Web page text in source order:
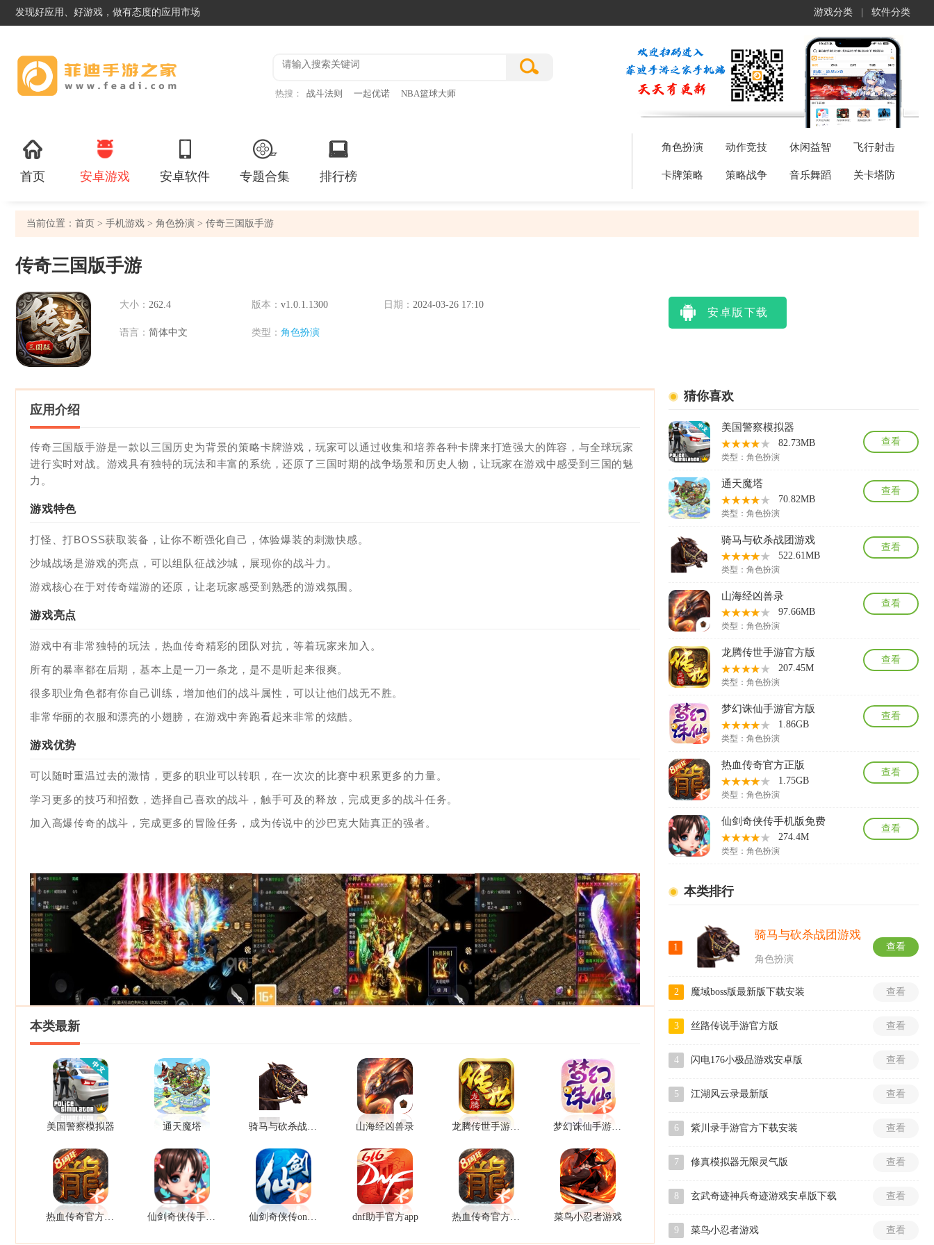
发现好应用、好游戏，做有态度的应用市场 游戏分类 软件分类
热搜： 战斗法则 一起优诺 NBA篮球大师
首页 安卓游戏 安卓软件 专题合集 排行榜
角色扮演 动作竞技 休闲益智 飞行射击
卡牌策略 策略战争 音乐舞蹈 关卡塔防
当前位置： 首页 > 手机游戏 > 角色扮演 > 传奇三国版手游
传奇三国版手游
大小： 262.4 版本： v1.0.1.1300 日期： 2024-03-26 17:10
语言： 简体中文 类型： 角色扮演
安卓版下载
应用介绍
传奇三国版手游是一款以三国历史为背景的策略卡牌游戏，玩家可以通过收集和培养各种卡牌来打造强大的阵容，与全球玩家
进行实时对战。游戏具有独特的玩法和丰富的系统，还原了三国时期的战争场景和历史人物，让玩家在游戏中感受到三国的魅
力。
游戏特色
打怪、打BOSS获取装备，让你不断强化自己，体验爆装的刺激快感。
沙城战场是游戏的亮点，可以组队征战沙城，展现你的战斗力。
游戏核心在于对传奇端游的还原，让老玩家感受到熟悉的游戏氛围。
游戏亮点
游戏中有非常独特的玩法，热血传奇精彩的团队对抗，等着玩家来加入。
所有的暴率都在后期，基本上是一刀一条龙，是不是听起来很爽。
很多职业角色都有你自己训练，增加他们的战斗属性，可以让他们战无不胜。
非常华丽的衣服和漂亮的小翅膀，在游戏中奔跑看起来非常的炫酷。
游戏优势
可以随时重温过去的激情，更多的职业可以转职，在一次次的比赛中积累更多的力量。
学习更多的技巧和招数，选择自己喜欢的战斗，触手可及的释放，完成更多的战斗任务。
加入高爆传奇的战斗，完成更多的冒险任务，成为传说中的沙巴克大陆真正的强者。
本类最新
美国警察模拟器 通天魔塔 骑马与砍杀战团游戏 山海经凶兽录 龙腾传世手游官方版 梦幻诛仙手游官方版
热血传奇官方正版 仙剑奇侠传手机版免费 仙剑奇侠传online dnf助手官方app 热血传奇官方正版 菜鸟小忍者游戏
猜你喜欢
美国警察模拟器
82.73MB
类型： 角色扮演
查看
通天魔塔
70.82MB
类型： 角色扮演
查看
骑马与砍杀战团游戏
522.61MB
类型： 角色扮演
查看
山海经凶兽录
97.66MB
类型： 角色扮演
查看
龙腾传世手游官方版
207.45M
类型： 角色扮演
查看
梦幻诛仙手游官方版
1.86GB
类型： 角色扮演
查看
热血传奇官方正版
1.75GB
类型： 角色扮演
查看
仙剑奇侠传手机版免费
274.4M
类型： 角色扮演
查看
本类排行
1 查看
骑马与砍杀战团游戏
角色扮演
2 查看
魔域boss版最新版下载安装
3 查看
丝路传说手游官方版
4 查看
闪电176小极品游戏安卓版
5 查看
江湖风云录最新版
6 查看
紫川录手游官方下载安装
7 查看
修真模拟器无限灵气版
8 查看
玄武奇迹神兵奇迹游戏安卓版下载
9 查看
菜鸟小忍者游戏